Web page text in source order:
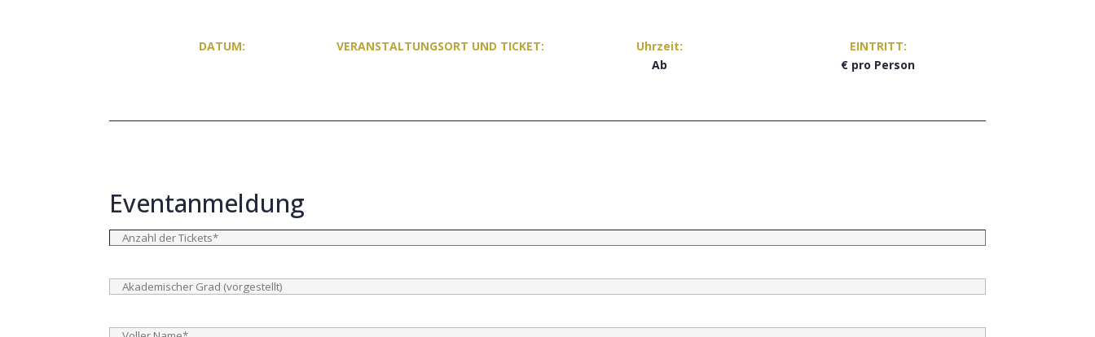
DATUM: VERANSTALTUNGSORT UND TICKET:
Uhrzeit:
Ab
EINTRITT:
€ pro Person
Eventanmeldung